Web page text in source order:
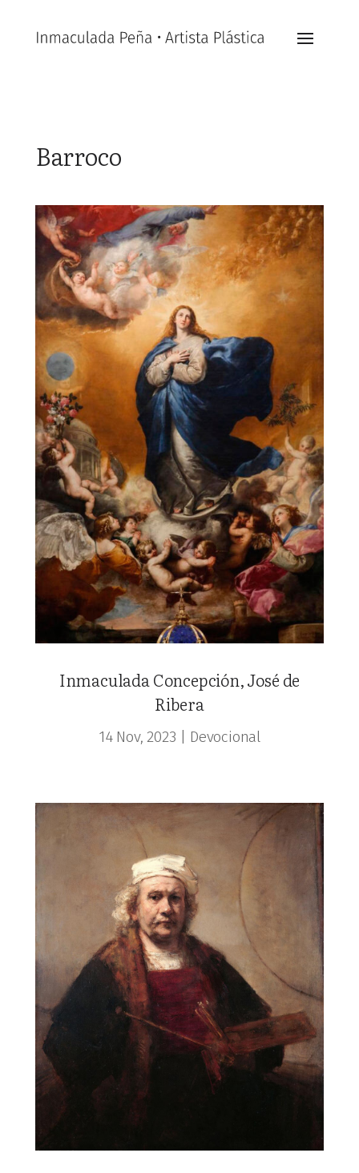
Barroco
Inmaculada Concepción, José de
Ribera
14 Nov, 2023 Devocional